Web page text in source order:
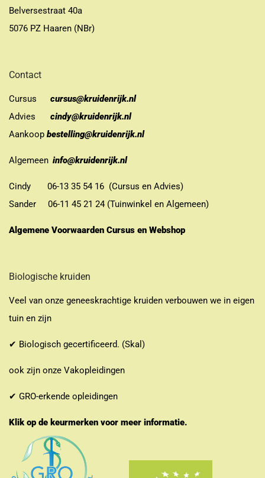
Belversestraat 40a
5076 PZ Haaren (NBr)
Contact
Cursus
cursus@kruidenrijk.nl
Advies
cindy@kruidenrijk.nl
Aankoop bestelling@kruidenrijk.nl
Algemeen info@kruidenrijk.nl
Cindy 06-13 35 54 16 (Cursus en Advies)
Sander 06-11 45 21 24 (Tuinwinkel en Algemeen)
Algemene Voorwaarden Cursus en Webshop
Biologische kruiden
Veel van onze geneeskrachtige kruiden verbouwen we in eigen
tuin en zijn
✔ Biologisch gecertificeerd. (Skal)
ook zijn onze Vakopleidingen
✔ GRO-erkende opleidingen
Klik op de keurmerken voor meer informatie.